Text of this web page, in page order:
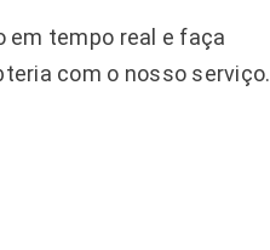
em tempo real e faça
com o nosso serviço.